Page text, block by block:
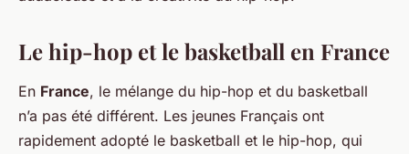
Le hip-hop et le basketball en France
En France, le mélange du hip-hop et du basketball
n’a pas été différent. Les jeunes Français ont
rapidement adopté le basketball et le hip-hop, qui